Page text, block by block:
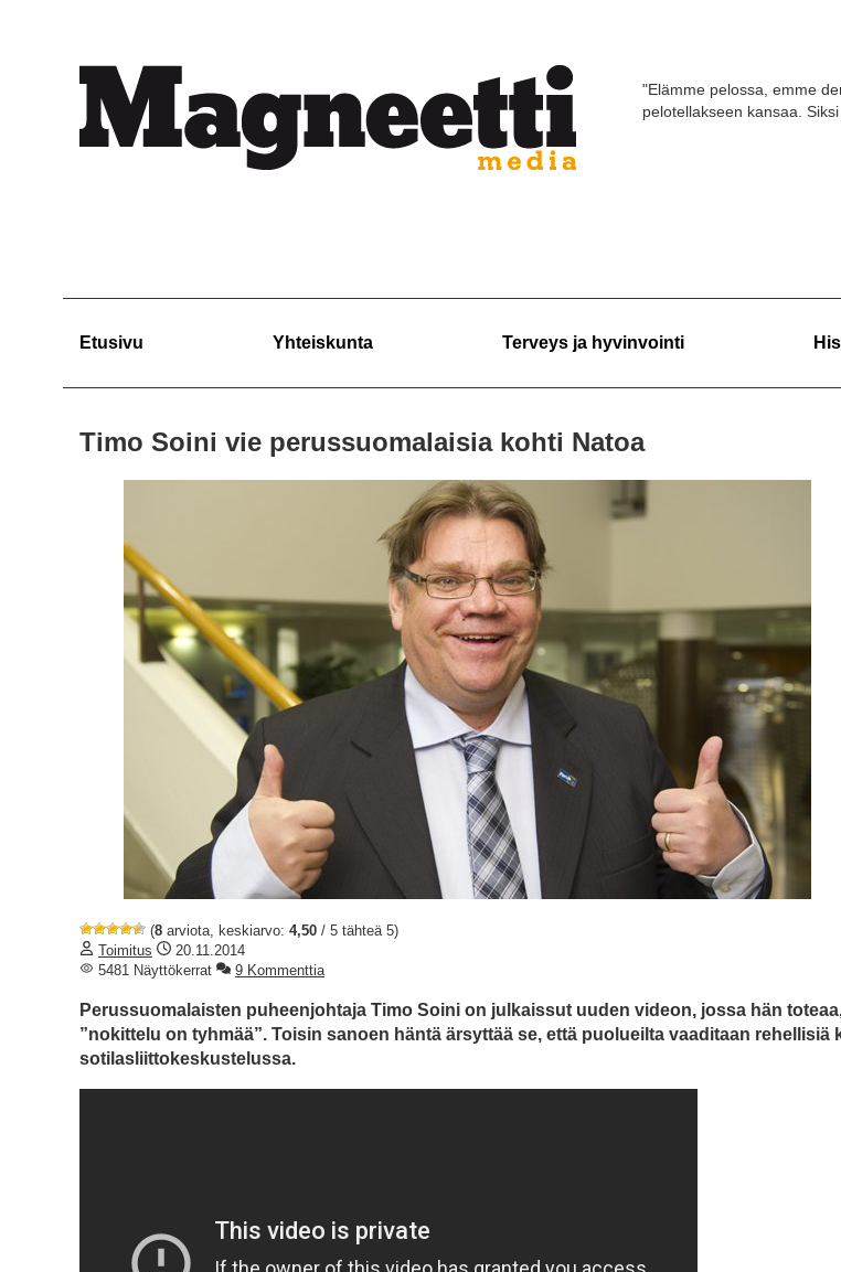
"Elämme pelossa, emme
pelotellakseen kansaa.
Etusivu Yhteiskunta Terveys ja hyvinvointi
Timo Soini vie perussuomalaisia kohti Natoa
(8 arviota, keskiarvo: 4,50 / 5 tähteä 5)
Toimitus
20.11.2014
5481 Näyttökerrat
9 Kommenttia
Perussuomalaisten puheenjohtaja Timo Soini on julkaissut uuden videon, jossa hän
”nokittelu on tyhmää”. Toisin sanoen häntä ärsyttää se, että puolueilta vaaditaan rehellisiä
sotilasliittokeskustelussa.